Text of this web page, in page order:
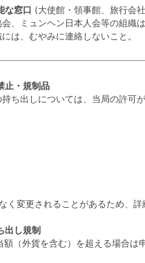
な窓口 (大使館・領事館、旅行会
、ミュンヘン日本人会等の組織
は、むやみに連絡しないこと。
止・規制品
ち出しについては、当局の許可が
く変更されることがあるため、詳
し規制
（外貨を含む）を超える場合は